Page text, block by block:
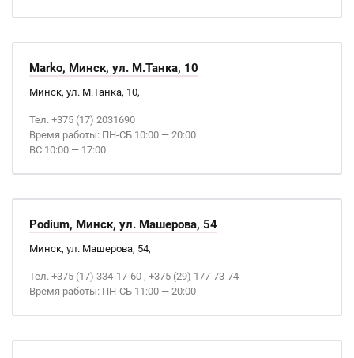
Marko, Минск, ул. М.Танка, 10
Минск, ул. М.Танка, 10,
Тел. +375 (17) 2031690
Время работы: ПН-СБ 10:00 — 20:00
ВС 10:00 — 17:00
Podium, Минск, ул. Машерова, 54
Минск, ул. Машерова, 54,
Тел. +375 (17) 334-17-60 , +375 (29) 177-73-74
Время работы: ПН-СБ 11:00 — 20:00